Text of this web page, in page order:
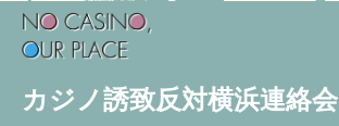
カジノ誘致反対横浜連絡会